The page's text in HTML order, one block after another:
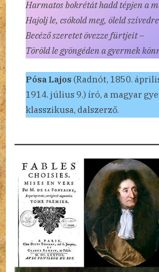
Harmatos bokrétát hadd tépjen a
Hajolj le, csókold meg, öleld
Becéző szeretet övezze fürtjeit –
Töröld le gyöngéden a gyermek
Pósa Lajos(Radnót, 1850.
1914. július 9.) író, a magyar
klasszikusa, dalszerző.